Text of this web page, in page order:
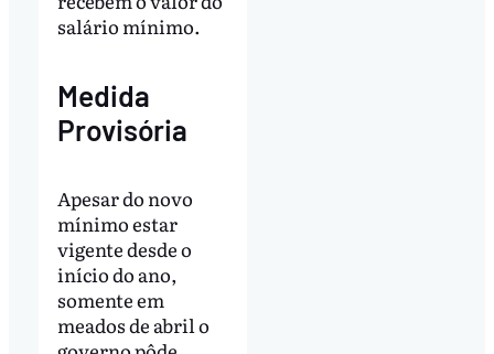
salário mínimo.
Medida
Provisória
Apesar do novo
mínimo estar
vigente desde o
início do ano,
somente em
meados de abril o